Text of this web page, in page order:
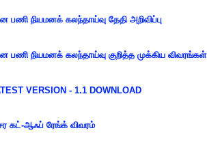
பணி நியமனக் கலந்தாய்வு தேதி அறிவிப்பு
பணி நியமனக் கலந்தாய்வு குறித்த முக்கிய விவரங்கள்
VERSION - 1.1 DOWNLOAD
கட்-ஆஃப் ரேங்க் விவரம்